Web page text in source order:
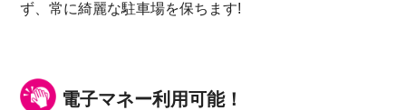
ず、常に綺麗な駐車場を保ちます!
電子マネー利用可能！